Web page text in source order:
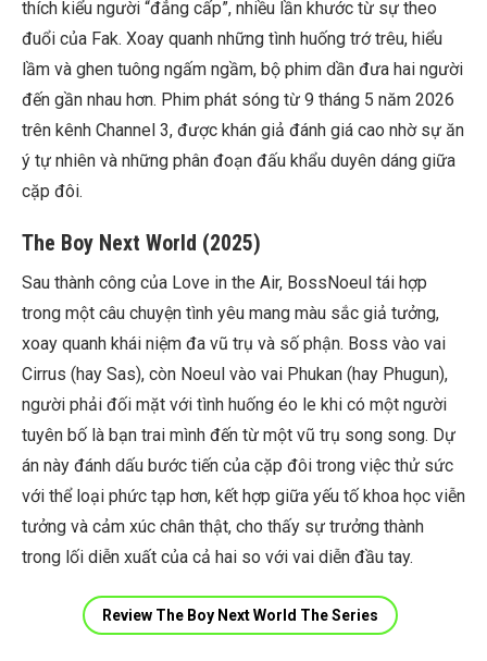
thích kiểu người “đẳng cấp”, nhiều lần khước từ sự theo
đuổi của Fak. Xoay quanh những tình huống trớ trêu, hiểu
lầm và ghen tuông ngấm ngầm, bộ phim dần đưa hai người
đến gần nhau hơn. Phim phát sóng từ 9 tháng 5 năm 2026
trên kênh Channel 3, được khán giả đánh giá cao nhờ sự ăn
ý tự nhiên và những phân đoạn đấu khẩu duyên dáng giữa
cặp đôi.
The Boy Next World (2025)
Sau thành công của Love in the Air, BossNoeul tái hợp
trong một câu chuyện tình yêu mang màu sắc giả tưởng,
xoay quanh khái niệm đa vũ trụ và số phận. Boss vào vai
Cirrus (hay Sas), còn Noeul vào vai Phukan (hay Phugun),
người phải đối mặt với tình huống éo le khi có một người
tuyên bố là bạn trai mình đến từ một vũ trụ song song. Dự
án này đánh dấu bước tiến của cặp đôi trong việc thử sức
với thể loại phức tạp hơn, kết hợp giữa yếu tố khoa học viễn
tưởng và cảm xúc chân thật, cho thấy sự trưởng thành
trong lối diễn xuất của cả hai so với vai diễn đầu tay.
Review The Boy Next World The Series